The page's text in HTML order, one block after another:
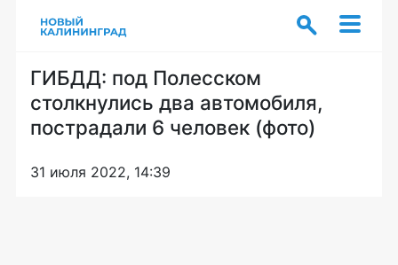
ГИБДД: под Полесском
столкнулись два автомобиля,
пострадали 6 человек (фото)
31 июля 2022, 14:39